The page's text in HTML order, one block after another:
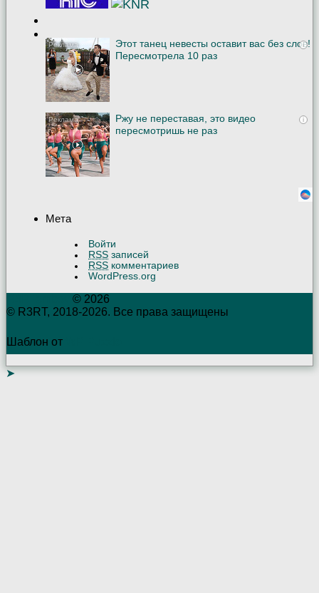
i
Этот танец невесты оставит вас без слов!
Пересмотрела 10 раз
i
Ржу не переставая, это видео
пересмотришь не раз
Мета
Войти
RSS записей
RSS комментариев
WordPress.org
© 2026
© R3RT, 2018-2026. Все права защищены
Шаблон от
➤